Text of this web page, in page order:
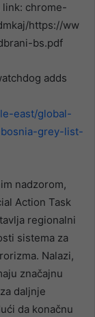
link: chrome-
https://ww
bs.pdf
adds
east/global-
grey-list-
nadzorom,
Action Task
regionalni
sistema za
Nalazi,
značajnu
daljnje
da konačnu